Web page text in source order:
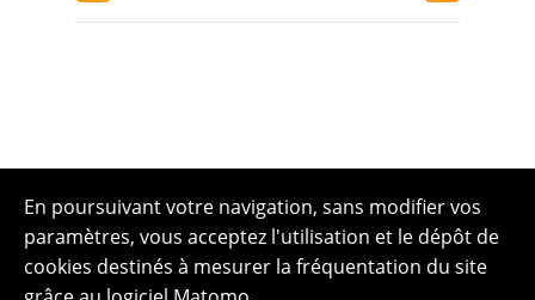
En poursuivant votre navigation, sans modifier vos
paramètres, vous acceptez l'utilisation et le dépôt de
cookies destinés à mesurer la fréquentation du site